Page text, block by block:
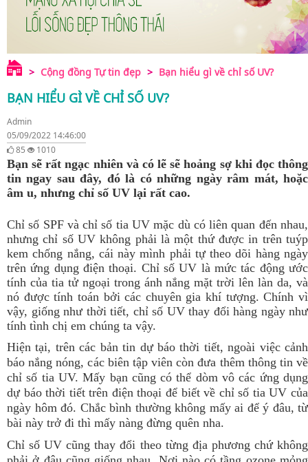
Cộng đồng Tự tin đẹp Bạn hiểu gì về chỉ số UV?
BẠN HIỂU GÌ VỀ CHỈ SỐ UV?
Admin
05/09/2022 14:46:00
85
1010
Bạn sẽ rất ngạc nhiên và có lẽ sẽ hoảng sợ khi đọc thông
tin ngay sau đây, đó là có những ngày râm mát, hoặc
âm u, nhưng chỉ số UV lại rất cao.
Chỉ số SPF và chỉ số tia UV mặc dù có liên quan đến nhau,
nhưng chỉ số UV không phải là một thứ được in trên tuýp
kem chống nắng, cái này mình phải tự theo dõi hàng ngày
trên ứng dụng điện thoại. Chỉ số UV là mức tác động ước
tính của tia tử ngoại trong ánh nắng mặt trời lên làn da, và
nó được tính toán bởi các chuyên gia khí tượng. Chính vì
vậy, giống như thời tiết, chỉ số UV thay đổi hàng ngày như
tính tình chị em chúng ta vậy.
Hiện tại, trên các bản tin dự báo thời tiết, ngoài việc cảnh
báo nắng nóng, các biên tập viên còn đưa thêm thông tin về
chỉ số tia UV. Mấy bạn cũng có thể dòm vô các ứng dụng
dự báo thời tiết trên điện thoại để biết về chỉ số tia UV của
ngày hôm đó. Chắc bình thường không mấy ai để ý đâu, từ
bài này trở đi thì mấy nàng đừng quên nha.
Chỉ số UV cũng thay đổi theo từng địa phương chứ không